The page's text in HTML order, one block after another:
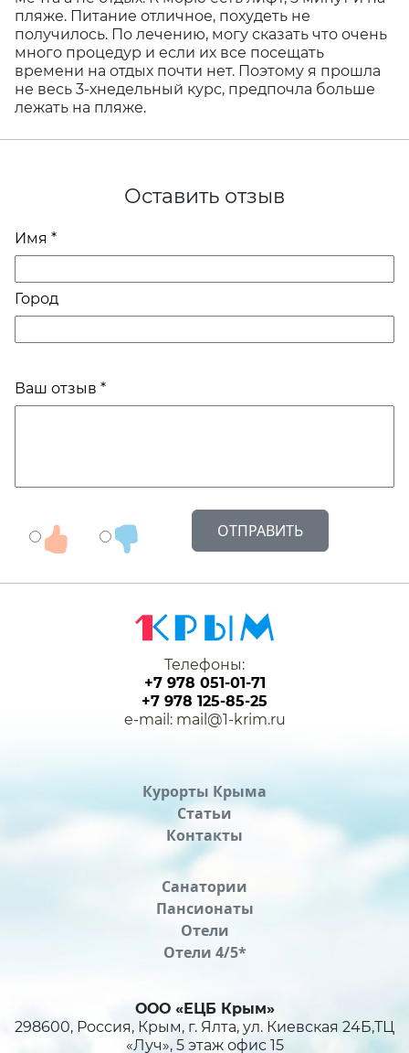
пляже. Питание отличное, похудеть не
получилось. По лечению, могу сказать что очень
много процедур и если их все посещать
времени на отдых почти нет. Поэтому я прошла
не весь 3-хнедельный курс, предпочла больше
лежать на пляже.
Оставить отзыв
Имя *
Город
Ваш отзыв *
ОТПРАВИТЬ
Курорты Крыма
Статьи
Контакты
Санатории
Пансионаты
Отели
Отели 4/5*
ООО «ЕЦБ Крым»
298600, Россия, Крым, г. Ялта, ул. Киевская 24Б,ТЦ
«Луч», 5 этаж офис 15
Телефоны:
+7 978 051-01-71
+7 978 125-85-25
e-mail: mail@1-krim.ru